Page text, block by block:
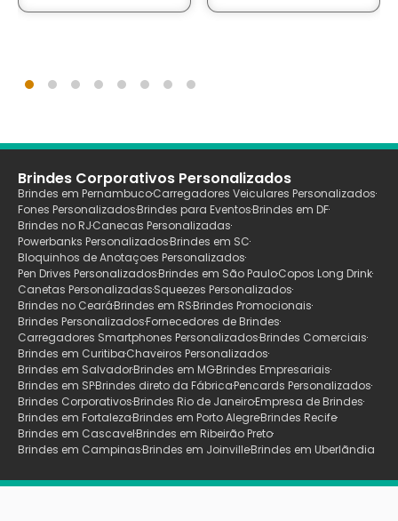
Brindes Corporativos Personalizados
Brindes em PernambucoCarregadores Veiculares Personalizados
Fones PersonalizadosBrindes para EventosBrindes em DF
Brindes no RJCanecas Personalizadas
Powerbanks PersonalizadosBrindes em SC
Bloquinhos de Anotaçoes Personalizados
Pen Drives PersonalizadosBrindes em São PauloCopos Long Drink
Canetas PersonalizadasSqueezes Personalizados
Brindes no CearáBrindes em RSBrindes Promocionais
Brindes PersonalizadosFornecedores de Brindes
Carregadores Smartphones PersonalizadosBrindes Comerciais
Brindes em CuritibaChaveiros Personalizados
Brindes em SalvadorBrindes em MGBrindes Empresariais
Brindes em SPBrindes direto da FábricaPencards Personalizados
Brindes CorporativosBrindes Rio de JaneiroEmpresa de Brindes
Brindes em FortalezaBrindes em Porto AlegreBrindes Recife
Brindes em CascavelBrindes em Ribeirão Preto
Brindes em CampinasBrindes em JoinvilleBrindes em Uberlãndia